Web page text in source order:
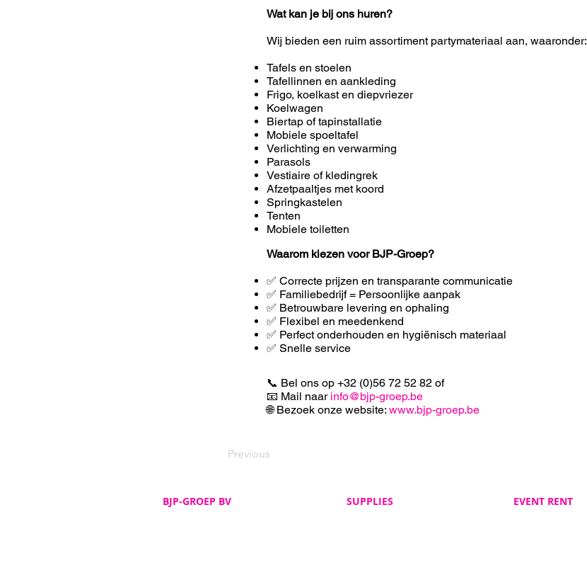
Wat kan je bij ons huren?
Wij bieden een ruim assortiment partymateriaal aan, waaronder:
Tafels en stoelen
Tafellinnen en aankleding
Frigo, koelkast en diepvriezer
Koelwagen
Biertap of tapinstallatie
Mobiele spoeltafel
Verlichting en verwarming
Parasols
Vestiaire of kledingrek
Afzetpaaltjes met koord
Springkastelen
Tenten
Mobiele toiletten
Waarom kiezen voor BJP-Groep?
✅ Correcte prijzen en transparante communicatie
✅ Familiebedrijf = Persoonlijke aanpak
✅ Betrouwbare levering en ophaling
✅ Flexibel en meedenkend
✅ Perfect onderhouden en hygiënisch materiaal
✅ Snelle service
📞 Bel ons op +32 (0)56 72 52 82 of
📧 Mail naar info@bjp-groep.be
🌐 Bezoek onze website: www.bjp-groep.be
Previous
BJP-GROEP BV SUPPLIES EVENT RENT